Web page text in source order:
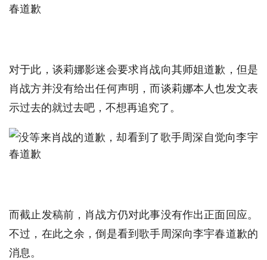
对于此，谈莉娜影迷会要求肖战向其师姐道歉，但是
肖战方并没有给出任何声明，而谈莉娜本人也发文表
示过去的就过去吧，不想再追究了。
而截止发稿前，肖战方仍对此事没有作出正面回应。
不过，在此之余，倒是看到歌手周深向李宇春道歉的
消息。